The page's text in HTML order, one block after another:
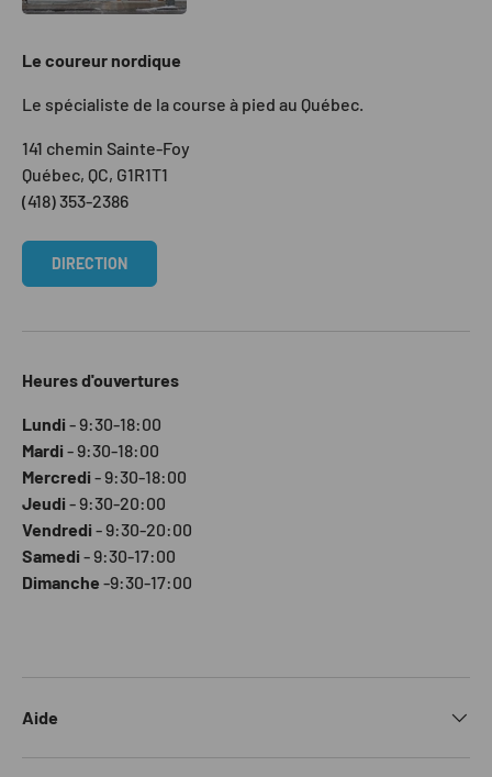
Le coureur nordique
Le spécialiste de la course à pied au Québec.
141 chemin Sainte-Foy
Québec, QC, G1R1T1
(418) 353-2386
DIRECTION
Heures d'ouvertures
Lundi - 9:30-18:00
Mardi - 9:30-18:00
Mercredi - 9:30-18:00
Jeudi - 9:30-20:00
Vendredi - 9:30-20:00
Samedi - 9:30-17:00
Dimanche -9:30-17:00
Aide